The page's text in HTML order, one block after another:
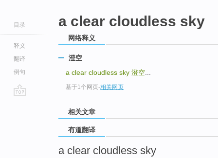
目录
释义
翻译
例句
a clear cloudless sky
网络释义
澄空
a clear cloudless sky 澄空
基于1个网页-相关网页
相关文章
有道翻译
a clear cloudless sky